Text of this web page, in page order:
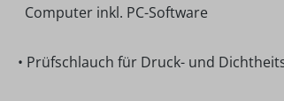
Computer inkl. PC-Software
• Prüfschlauch für Druck- und